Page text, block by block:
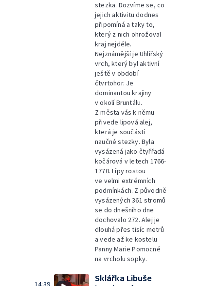
stezka. Dozvíme se, co
jejich aktivitu dodnes
připomíná a taky to,
který z nich ohrožoval
kraj nejdéle.
Nejznámější je Uhlířský
vrch, který byl aktivní
ještě v období
čtvrtohor. Je
dominantou krajiny
v okolí Bruntálu.
Z města vás k němu
přivede lipová alej,
která je součástí
naučné stezky. Byla
vysázená jako čtyřřadá
kočárová v letech 1766-
1770. Lípy rostou
ve velmi extrémních
podmínkách. Z původně
vysázených 361 stromů
se do dnešního dne
dochovalo 272. Alej je
dlouhá přes tisíc metrů
a vede až ke kostelu
Panny Marie Pomocné
na vrcholu sopky.
14:39
Sklářka Libuše